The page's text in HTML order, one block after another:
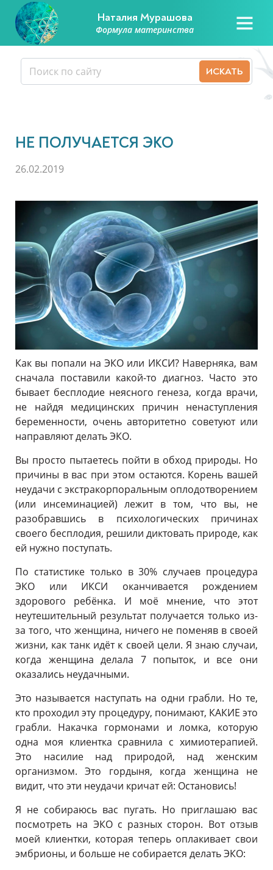
Наталия Мурашова
Формула материнства
НЕ ПОЛУЧАЕТСЯ ЭКО
26.02.2019
Как вы попали на ЭКО или ИКСИ? Наверняка, вам
сначала поставили какой-то диагноз. Часто это
бывает бесплодие неясного генеза, когда врачи,
не найдя медицинских причин ненаступления
беременности, очень авторитетно советуют или
направляют делать ЭКО.
Вы просто пытаетесь пойти в обход природы. Но
причины в вас при этом остаются. Корень вашей
неудачи с экстракорпоральным оплодотворением
(или инсеминацией) лежит в том, что вы, не
разобравшись в психологических причинах
своего бесплодия, решили диктовать природе, как
ей нужно поступать.
По статистике только в 30% случаев процедура
ЭКО или ИКСИ оканчивается рождением
здорового ребёнка. И моё мнение, что этот
неутешительный результат получается только из-
за того, что женщина, ничего не поменяв в своей
жизни, как танк идёт к своей цели. Я знаю случаи,
когда женщина делала 7 попыток, и все они
оказались неудачными.
Это называется наступать на одни грабли. Но те,
кто проходил эту процедуру, понимают, КАКИЕ это
грабли. Накачка гормонами и ломка, которую
одна моя клиентка сравнила с химиотерапией.
Это насилие над природой, над женским
организмом. Это гордыня, когда женщина не
видит, что эти неудачи кричат ей: Остановись!
Я не собираюсь вас пугать. Но приглашаю вас
посмотреть на ЭКО с разных сторон. Вот отзыв
моей клиентки, которая теперь оплакивает свои
эмбрионы, и больше не собирается делать ЭКО: